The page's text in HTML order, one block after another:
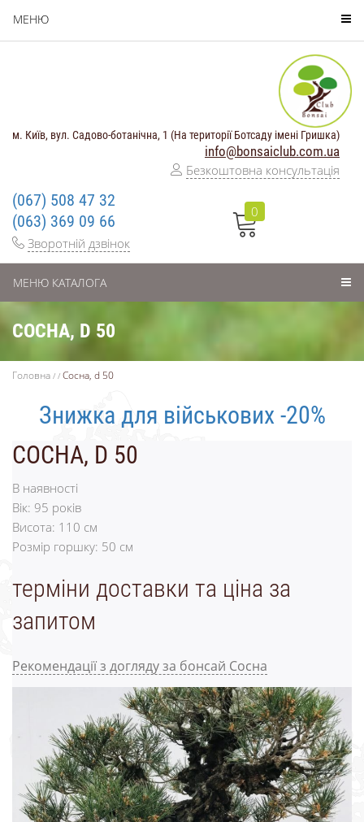
МЕНЮ
м. Київ, вул. Садово-ботанічна, 1 (На території Ботсаду імені Гришка)
info@bonsaiclub.com.ua
Безкоштовна консультація
(067) 508 47 32
(063) 369 09 66
Зворотній дзвінок
0
МЕНЮ КАТАЛОГА
СОСНА, D 50
Головна Сосна, d 50
Знижка для військових -20%
СОСНА, D 50
В наявності
Вік: 95 років
Висота: 110 см
Розмір горшку: 50 см
терміни доставки та ціна за
запитом
Рекомендації з догляду за бонсай Сосна